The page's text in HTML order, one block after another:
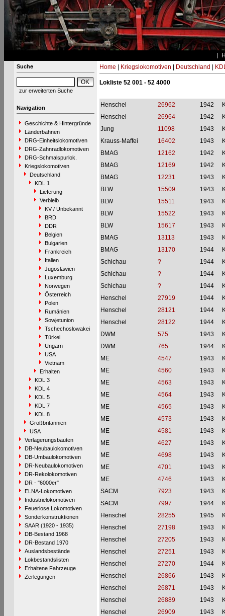
Suche
zur erweiterten Suche
Navigation
Geschichte & Hintergründe
Länderbahnen
DRG-Einheitslokomotiven
DRG-Zahnradlokomotiven
DRG-Schmalspurlok.
Kriegslokomotiven
Deutschland
KDL 1
Lieferung
Verbleib
KV / Unbekannt
BRD
DDR
Belgien
Bulgarien
Frankreich
Italien
Jugoslawien
Luxemburg
Norwegen
Österreich
Polen
Rumänien
Sowjetunion
Tschechoslowakei
Türkei
Ungarn
USA
Vietnam
Erhalten
KDL 3
KDL 4
KDL 5
KDL 7
KDL 8
Großbritannien
USA
Verlagerungsbauten
DB-Neubaulokomotiven
DB-Umbaulokomotiven
DR-Neubaulokomotiven
DR-Rekolokomotiven
DR - "6000er"
ELNA-Lokomotiven
Industrielokomotiven
Feuerlose Lokomotiven
Sonderkonstruktionen
SAAR (1920 - 1935)
DB-Bestand 1968
DR-Bestand 1970
Auslandsbestände
Lokbestandslisten
Erhaltene Fahrzeuge
Zerlegungen
Home Kriegslokomotiven Deutschland
Lokliste 52 001 - 52 4000
Henschel 26962 1942
Henschel
26964 1942
Jung
11098 1943
Krauss-Maffei
16402 1943
BMAG
12162 1942
BMAG
12169 1942
BMAG
12231 1943
BLW
15509 1943
BLW
15511 1943
BLW
15522 1943
BLW
15617 1943
BMAG
13113 1943
BMAG
13170 1944
Schichau
? 1944
Schichau
? 1944
Schichau
? 1944
Henschel
27919 1944
Henschel
28121 1944
Henschel
28122 1944
DWM
575 1943
DWM
765 1944
ME
4547 1943
ME
4560 1943
ME
4563 1943
ME
4564 1943
ME
4565 1943
ME
4573 1943
ME
4581 1943
ME
4627 1943
ME
4698 1943
ME
4701 1943
ME
4746 1943
SACM
7923 1943
SACM
7997 1944
Henschel
28255 1945
Henschel
27198 1943
Henschel
27205 1943
Henschel
27251 1943
Henschel
27270 1944
Henschel
26866 1943
Henschel
26871 1943
Henschel
26889 1943
Henschel
26909 1943